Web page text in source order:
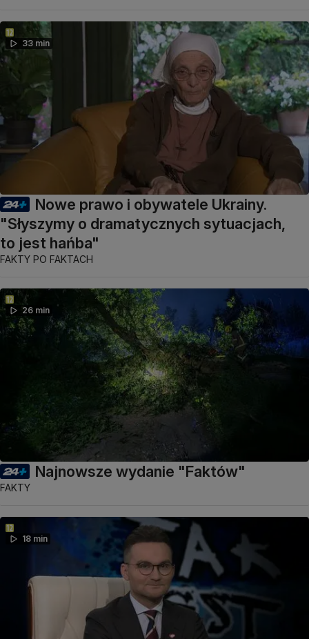
33 min
Nowe prawo i obywatele Ukrainy.
"Słyszymy o dramatycznych sytuacjach,
to jest hańba"
FAKTY PO FAKTACH
26 min
Najnowsze wydanie "Faktów"
FAKTY
18 min